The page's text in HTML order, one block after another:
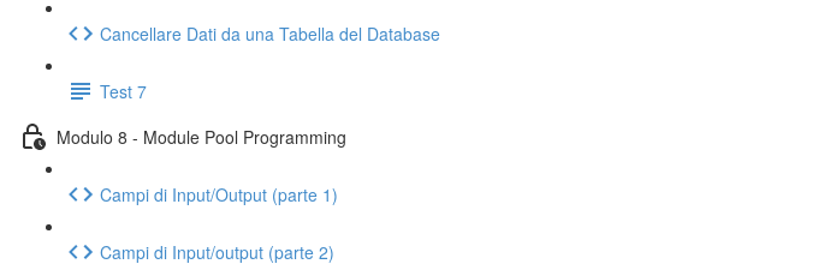
Cancellare Dati da una Tabella del Database
Test 7
Modulo 8 - Module Pool Programming
Campi di Input/Output (parte 1)
Campi di Input/output (parte 2)